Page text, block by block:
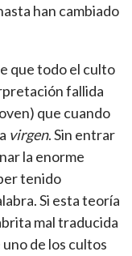
han cambiado
que todo el culto
fallida
que cuando
virgen. Sin entrar
la enorme
tenido
Si esta teoría
mal traducida
de los cultos